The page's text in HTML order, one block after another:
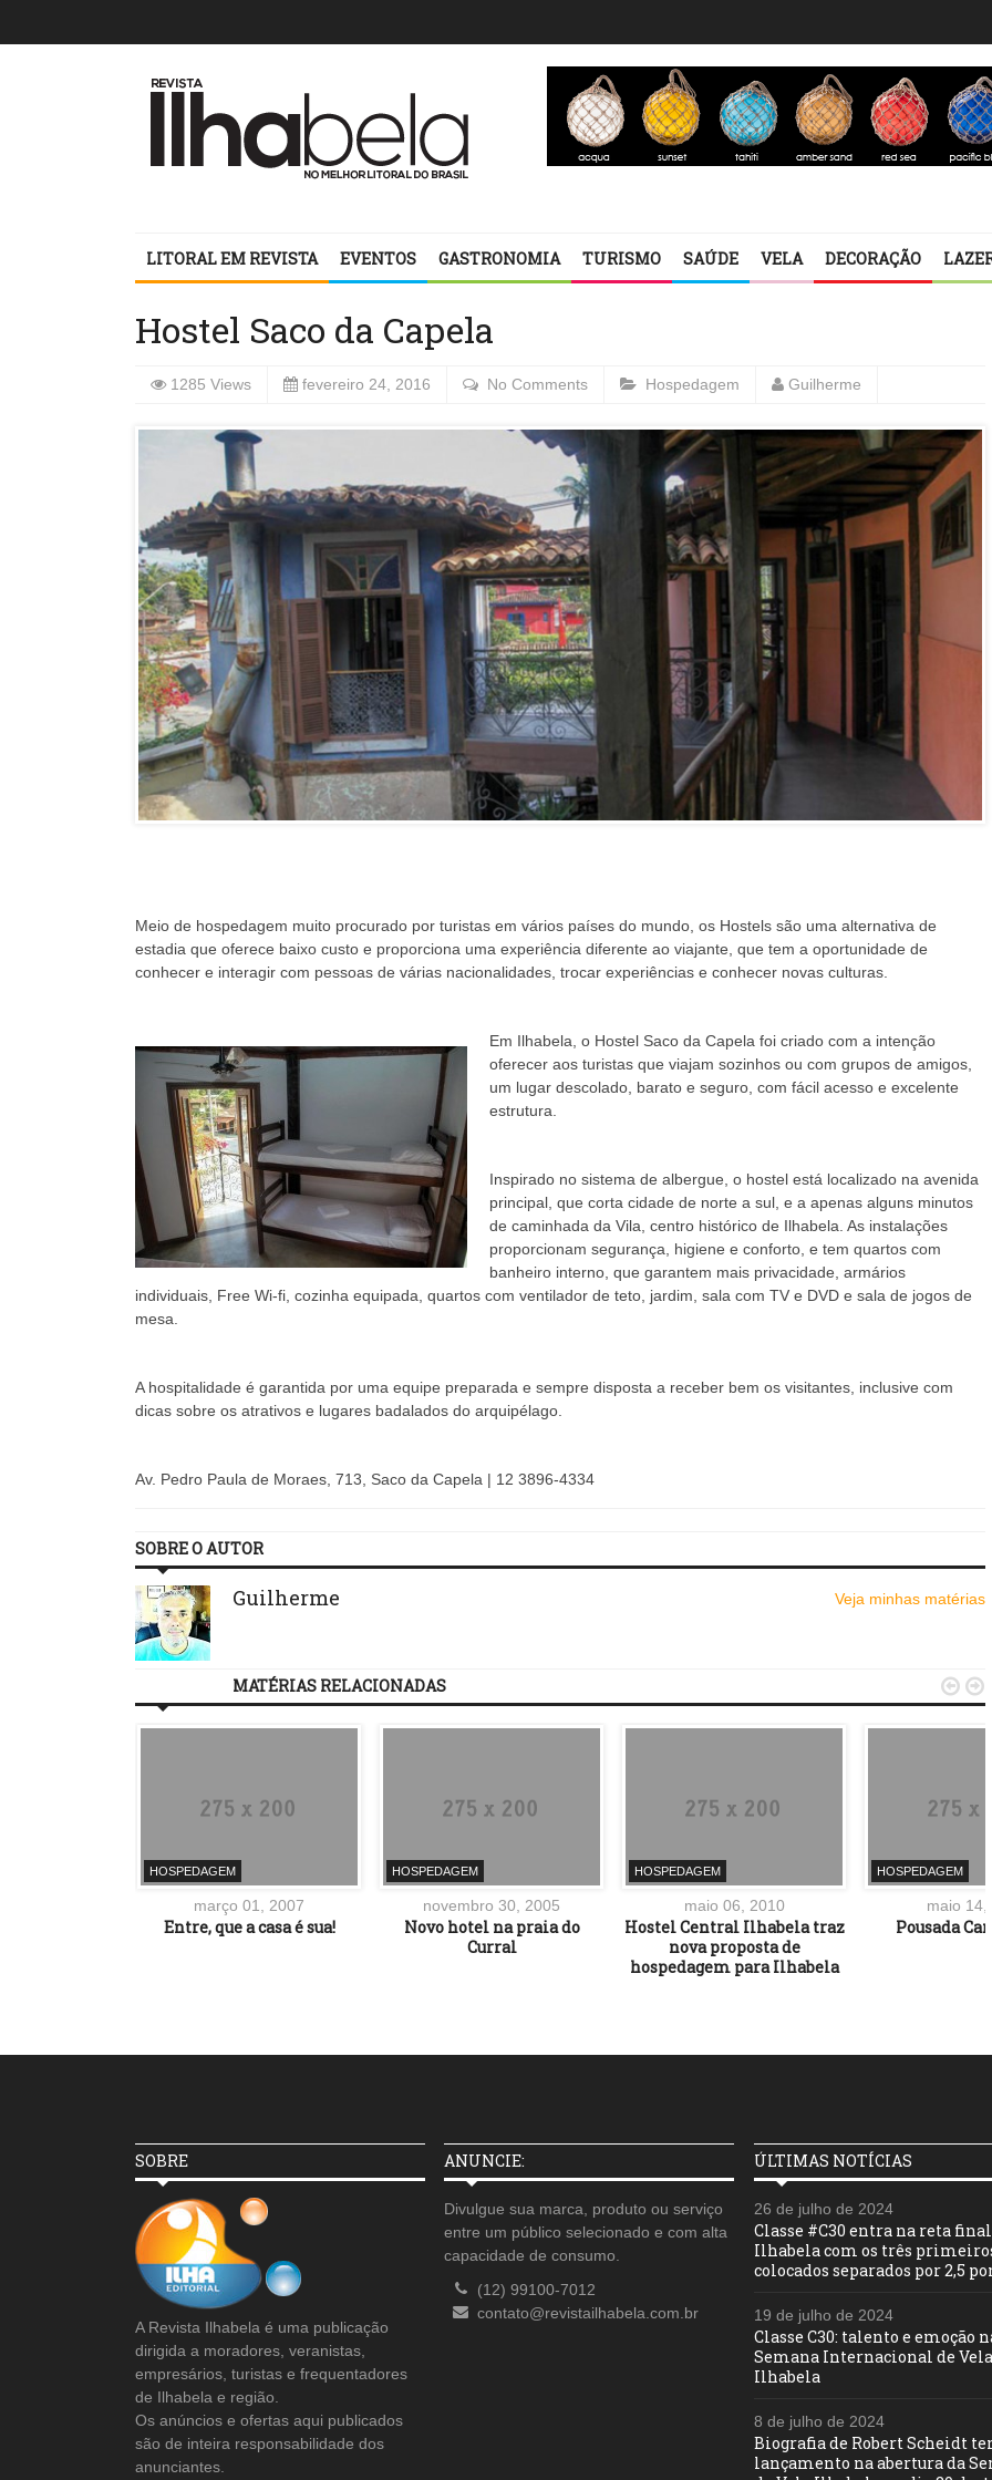
LITORAL EM REVISTA EVENTOS GASTRONOMIA TURISMO SAÚDE VELA DECORAÇÃO
Hostel Saco da Capela
1285 Views fevereiro 24, 2016 No Comments Hospedagem Guilherme
Meio de hospedagem muito procurado por turistas em vários países do mundo, os Hostels são uma alternativa de
estadia que oferece baixo custo e proporciona uma experiência diferente ao viajante, que tem a oportunidade de
conhecer e interagir com pessoas de várias nacionalidades, trocar experiências e conhecer novas culturas.
Em Ilhabela, o Hostel Saco da Capela foi criado com a intenção
oferecer aos turistas que viajam sozinhos ou com grupos de amigos,
um lugar descolado, barato e seguro, com fácil acesso e excelente
estrutura.
Inspirado no sistema de albergue, o hostel está localizado na avenida
principal, que corta cidade de norte a sul, e a apenas alguns minutos
de caminhada da Vila, centro histórico de Ilhabela. As instalações
proporcionam segurança, higiene e conforto, e tem quartos com
banheiro interno, que garantem mais privacidade, armários
individuais, Free Wi-fi, cozinha equipada, quartos com ventilador de teto, jardim, sala com TV e DVD e sala de jogos de
mesa.
A hospitalidade é garantida por uma equipe preparada e sempre disposta a receber bem os visitantes, inclusive com
dicas sobre os atrativos e lugares badalados do arquipélago.
Av. Pedro Paula de Moraes, 713, Saco da Capela | 12 3896-4334
SOBRE O AUTOR
Guilherme Veja minhas matérias
MATÉRIAS RELACIONADAS
HOSPEDAGEM
março 01, 2007
Entre, que a casa é sua!
HOSPEDAGEM
novembro 30, 2005
Novo hotel na praia do
Curral
HOSPEDAGEM
maio 06, 2010
Hostel Central Ilhabela traz
nova proposta de
hospedagem para Ilhabela
HOSPEDAGEM
maio 14,
Pousada
 
Revista Ilhabela #94
SOBRE
A Revista Ilhabela é uma publicação
dirigida a moradores, veranistas,
empresários, turistas e frequentadores
de Ilhabela e região.
Os anúncios e ofertas aqui publicados
são de inteira responsabilidade dos
anunciantes.
ANUNCIE:
Divulgue sua marca, produto ou serviço
entre um público selecionado e com alta
capacidade de consumo.
(12) 99100-7012
contato@revistailhabela.com.br
ÚLTIMAS NOTÍCIAS
26 de julho de 2024
Classe #C30 entra na reta
Ilhabela com os três
colocados separados por 2,5
19 de julho de 2024
Classe C30: talento e emoção
Semana Internacional de
Ilhabela
8 de julho de 2024
Biografia de Robert Scheidt
lançamento na abertura da